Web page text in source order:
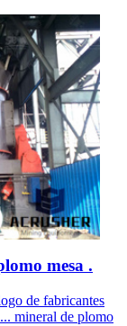
mesa .
de fabricantes
mineral de plomo